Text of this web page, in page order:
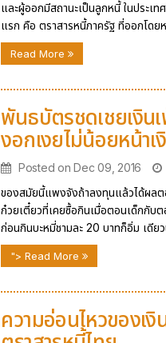
และผู้ออกมีสถานะเป็นลูกหนี้ ในประเ
แรก คือ ตราสารหนี้ภาครัฐ ที่ออกโดย
Read More
พันธบัตรชดเชยเงิน
งอกเงยไม่น้อยหน้าเ
Posted on Dec 09, 2016
ของสมัยนี้แพงจังถ้าลงทุนแล้วได้ผลต
ก๋วยเตี๋ยวที่เคยซื้อกินเมื่อตอนเด็กกับ
ก่อนกินบะหมี่ชามละ 20 บาทก็อิ่ม เดี
"> Read More
ความอ่อนไหวของเ